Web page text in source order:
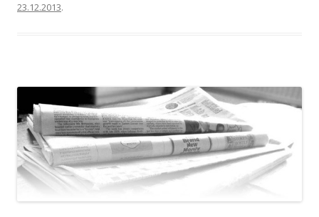
23.12.2013.